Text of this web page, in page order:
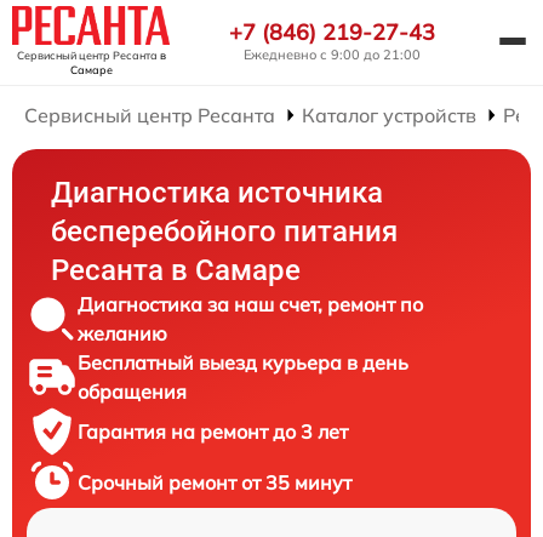
Сервисный центр Ресанта в
Самаре
+7 (846) 219-27-43
Ежедневно с 9:00 до 21:00
Сервисный центр Ресанта Каталог устройств
Диагностика источника
бесперебойного питания
Ресанта в Самаре
Диагностика за наш счет, ремонт по
желанию
Бесплатный выезд курьера в день
обращения
Гарантия на ремонт до 3 лет
Срочный ремонт от 35 минут